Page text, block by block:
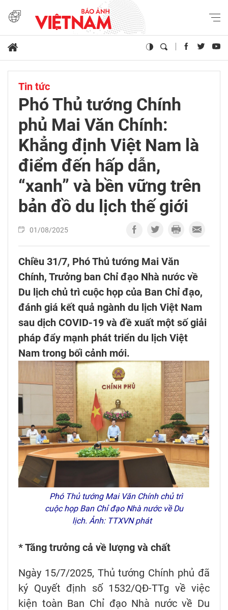
Tin tức
Phó Thủ tướng Chính
phủ Mai Văn Chính:
Khẳng định Việt Nam là
điểm đến hấp dẫn,
“xanh” và bền vững trên
bản đồ du lịch thế giới
01/08/2025
Chiều 31/7, Phó Thủ tướng Mai Văn
Chính, Trưởng ban Chỉ đạo Nhà nước về
Du lịch chủ trì cuộc họp của Ban Chỉ đạo,
đánh giá kết quả ngành du lịch Việt Nam
sau dịch COVID-19 và đề xuất một số giải
pháp đẩy mạnh phát triển du lịch Việt
Nam trong bối cảnh mới.
Phó Thủ tướng Mai Văn Chính chủ trì
cuộc họp Ban Chỉ đạo Nhà nước về Du
lịch. Ảnh: TTXVN phát
* Tăng trưởng cả về lượng và chất
Ngày 15/7/2025, Thủ tướng Chính phủ đã
ký Quyết định số 1532/QĐ-TTg về việc
kiện toàn Ban Chỉ đạo Nhà nước về Du